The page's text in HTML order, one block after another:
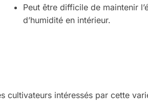
Peut être difficile de maintenir
d’humidité en intérieur.
cultivateurs intéressés par cette